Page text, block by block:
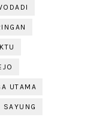
UTAMA
SAYUNG